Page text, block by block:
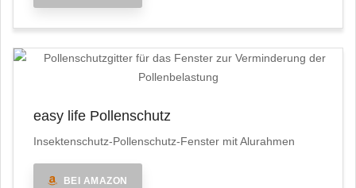
easy life Pollenschutz
Insektenschutz-Pollenschutz-Fenster mit Alurahmen
BEI AMAZON